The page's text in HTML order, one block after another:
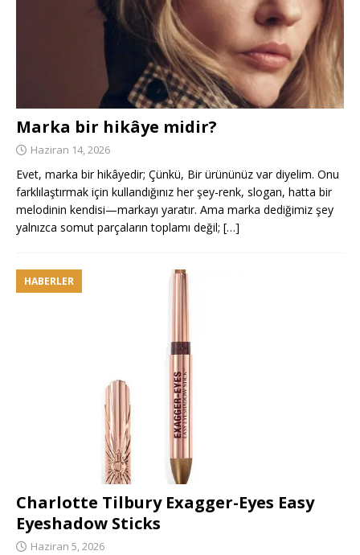
Marka bir hikâye midir?
Haziran 14, 2026
Evet, marka bir hikâyedir; Çünkü, Bir ürününüz var diyelim. Onu
farklılaştırmak için kullandığınız her şey-renk, slogan, hatta bir
melodinin kendisi—markayı yaratır. Ama marka dediğimiz şey
yalnızca somut parçaların toplamı değil; […]
HABERLER
Charlotte Tilbury Exagger-Eyes Easy
Eyeshadow Sticks
Haziran 5, 2026